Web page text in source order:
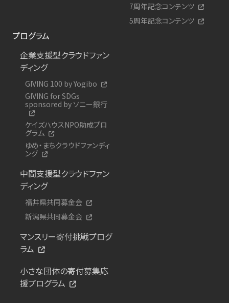
7周年記念コンテンツ
5周年記念コンテンツ
プログラム
企業支援型クラウドファン
ディング
GIVING 100 by Yogibo
GIVING for SDGs
sponsored by ソニー銀行
ケイズハウスNPO助成プロ
グラム
ゆめ・まちクラウドファンディ
ング
中間支援型クラウドファン
ディング
福井県共同募金会
新潟県共同募金会
マンスリー寄付挑戦プログ
ラム
小さな団体の寄付募集応
援プログラム